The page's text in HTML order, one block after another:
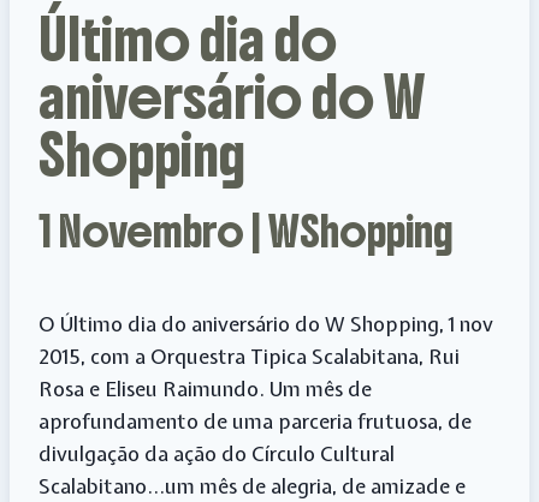
Último dia do
aniversário do W
Shopping
1 Novembro | WShopping
O Último dia do aniversário do W Shopping, 1 nov
2015, com a Orquestra Tipica Scalabitana, Rui
Rosa e Eliseu Raimundo. Um mês de
aprofundamento de uma parceria frutuosa, de
divulgação da ação do Círculo Cultural
Scalabitano…um mês de alegria, de amizade e